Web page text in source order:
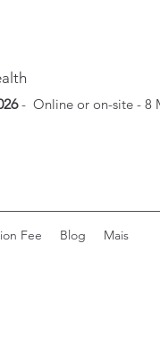
- Online or on-site - 8
Fee Blog Mais